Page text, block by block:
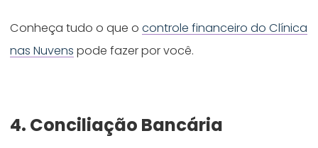
Conheça tudo o que ocontrole financeiro do Clínica
nas Nuvens pode fazer por você.
4. Conciliação Bancária